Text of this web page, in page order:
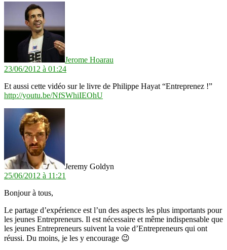
Jerome Hoarau
23/06/2012 à 01:24
Et aussi cette vidéo sur le livre de Philippe Hayat “Entreprenez !”
http://youtu.be/NfSWhiIEOhU
Jeremy Goldyn
25/06/2012 à 11:21
Bonjour à tous,
Le partage d’expérience est l’un des aspects les plus importants pour
les jeunes Entrepreneurs. Il est nécessaire et même indispensable que
les jeunes Entrepreneurs suivent la voie d’Entrepreneurs qui ont
réussi. Du moins, je les y encourage 😉